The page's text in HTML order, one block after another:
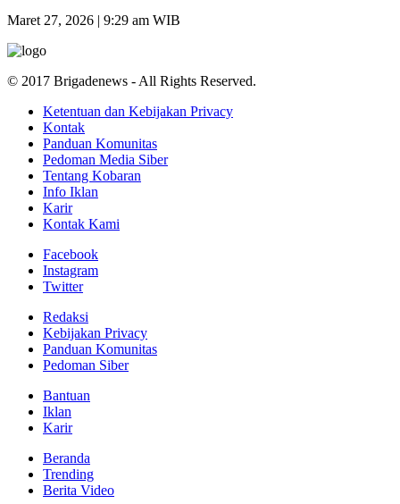
Maret 27, 2026 | 9:29 am WIB
© 2017 Brigadenews - All Rights Reserved.
Ketentuan dan Kebijakan Privacy
Kontak
Panduan Komunitas
Pedoman Media Siber
Tentang Kobaran
Info Iklan
Karir
Kontak Kami
Facebook
Instagram
Twitter
Redaksi
Kebijakan Privacy
Panduan Komunitas
Pedoman Siber
Bantuan
Iklan
Karir
Beranda
Trending
Berita Video